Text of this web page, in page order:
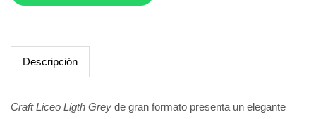
Descripción
Craft Liceo Ligth Grey de gran formato presenta un elegante